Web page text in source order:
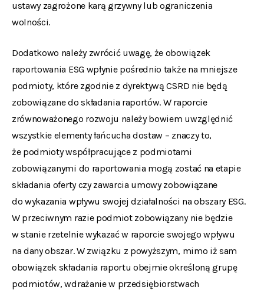
ustawy zagrożone karą grzywny lub ograniczenia
wolności.
Dodatkowo należy zwrócić uwagę, że obowiązek
raportowania ESG wpłynie pośrednio także na mniejsze
podmioty, które zgodnie z dyrektywą CSRD nie będą
zobowiązane do składania raportów. W raporcie
zrównoważonego rozwoju należy bowiem uwzględnić
wszystkie elementy łańcucha dostaw – znaczy to,
że podmioty współpracujące z podmiotami
zobowiązanymi do raportowania mogą zostać na etapie
składania oferty czy zawarcia umowy zobowiązane
do wykazania wpływu swojej działalności na obszary ESG.
W przeciwnym razie podmiot zobowiązany nie będzie
w stanie rzetelnie wykazać w raporcie swojego wpływu
na dany obszar. W związku z powyższym, mimo iż sam
obowiązek składania raportu obejmie określoną grupę
podmiotów, wdrażanie w przedsiębiorstwach